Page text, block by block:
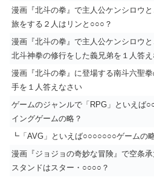
漫画『北斗の拳』で主人公ケンシロウ
旅をする２人はリンと○○○？
漫画『北斗の拳』で主人公ケンシロウ
北斗神拳の修行をした義兄弟を１人答
漫画『北斗の拳』に登場する南斗六聖
手を１人答えなさい
ゲームのジャンルで「RPG」といえば
イングゲームの略？
┗「AVG」といえば○○○○○○○ゲームの
漫画『ジョジョの奇妙な冒険』で空条
スタンドはスター・○○○○？